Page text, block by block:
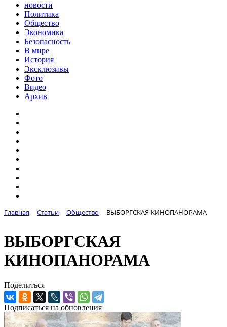
новости
Политика
Общество
Экономика
Безопасность
В мире
История
Эксклюзивы
Фото
Видео
Архив
Главная Статьи Общество ВЫБОРГСКАЯ КИНОПАНОРАМА
ВЫБОРГСКАЯ
КИНОПАНОРАМА
Поделиться
Подписаться на обновления